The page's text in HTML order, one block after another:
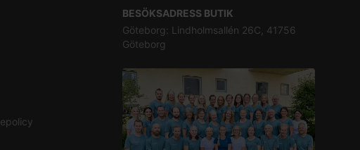
BESÖKSADRESS BUTIK
Göteborg: Lindholmsallén 26C, 41756
Göteborg